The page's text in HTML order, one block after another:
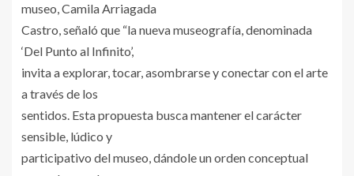
museo, Camila Arriagada
Castro, señaló que “la nueva museografía, denominada
‘Del Punto al Infinito’,
invita a explorar, tocar, asombrarse y conectar con el arte
a través de los
sentidos. Esta propuesta busca mantener el carácter
sensible, lúdico y
participativo del museo, dándole un orden conceptual